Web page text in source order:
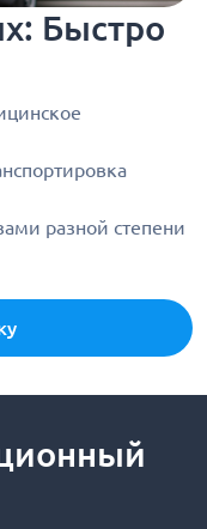
Быстро
разной степени